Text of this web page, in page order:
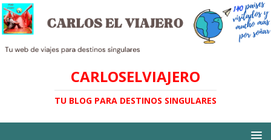
CARLOSELVIAJERO
TU BLOG PARA DESTINOS SINGULARES